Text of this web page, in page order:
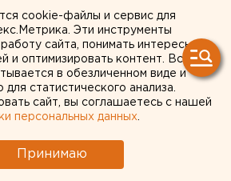
cookie-файлы и сервис для
Эти инструменты
сайта, понимать интересы
и оптимизировать контент. Вся
в обезличенном виде и
для статистического анализа.
сайт, вы соглашаетесь с нашей
персональных данных
Принимаю